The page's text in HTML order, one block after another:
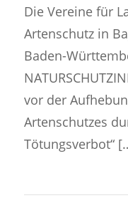
Die Vereine für
Artenschutz in
Baden-
vor der
Artenschutzes
Tötungsverbot“